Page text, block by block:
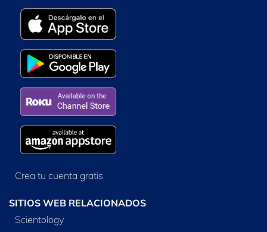
Crea tu cuenta gratis
SITIOS WEB RELACIONADOS
Scientology